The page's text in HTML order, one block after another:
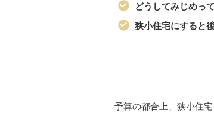
どうしてみじめっ
狭小住宅にすると
予算の都合上、狭小住